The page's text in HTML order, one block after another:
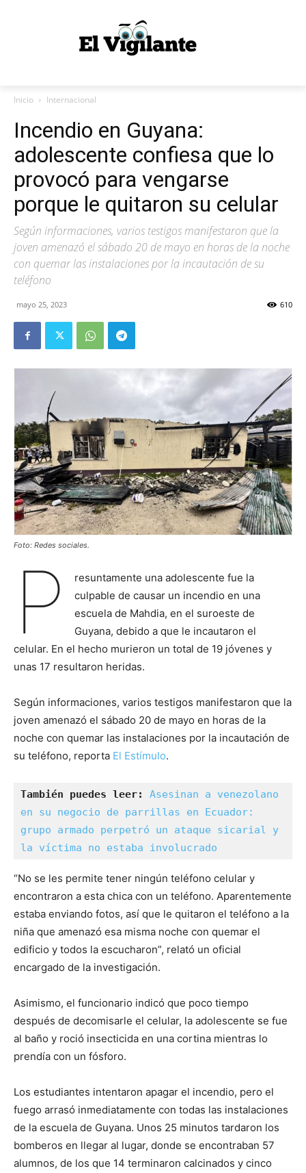
Inicio Internacional
Incendio en Guyana:
adolescente confiesa que lo
provocó para vengarse
porque le quitaron su celular
Según informaciones, varios testigos manifestaron que la
joven amenazó el sábado 20 de mayo en horas de la noche
con quemar las instalaciones por la incautación de su
teléfono
mayo 25, 2023 610
Foto: Redes sociales.
P
resuntamente una adolescente fue la
culpable de causar un incendio en una
escuela de Mahdia, en el suroeste de
Guyana, debido a que le incautaron el
celular. En el hecho murieron un total de 19 jóvenes y
unas 17 resultaron heridas.
Según informaciones, varios testigos manifestaron que la
joven amenazó el sábado 20 de mayo en horas de la
noche con quemar las instalaciones por la incautación de
su teléfono, reporta El Estímulo.
También puedes leer:
Asesinan a venezolano
en su negocio de parrillas en Ecuador:
grupo armado perpetró un ataque sicarial y
la víctima no estaba involucrado
“No se les permite tener ningún teléfono celular y
encontraron a esta chica con un teléfono. Aparentemente
estaba enviando fotos, así que le quitaron el teléfono a la
niña que amenazó esa misma noche con quemar el
edificio y todos la escucharon”, relató un oficial
encargado de la investigación.
Asimismo, el funcionario indicó que poco tiempo
después de decomisarle el celular, la adolescente se fue
al baño y roció insecticida en una cortina mientras lo
prendía con un fósforo.
Los estudiantes intentaron apagar el incendio, pero el
fuego arrasó inmediatamente con todas las instalaciones
de la escuela de Guyana. Unos 25 minutos tardaron los
bomberos en llegar al lugar, donde se encontraban 57
alumnos, de los que 14 terminaron calcinados y cinco